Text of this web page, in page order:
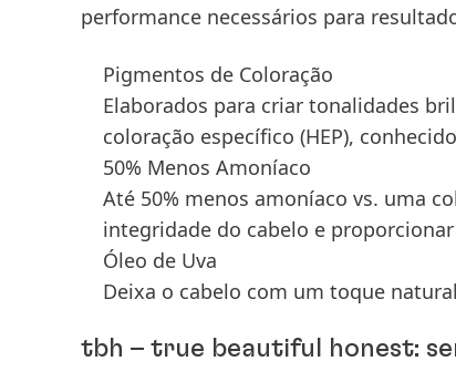
performance necessários para
Pigmentos de Coloração
Elaborados para criar tonalidades
coloração específico (HEP),
50% Menos Amoníaco
Até 50% menos amoníaco vs. uma
integridade do cabelo e
Óleo de Uva
Deixa o cabelo com um toque
tbh – true beautiful honest: